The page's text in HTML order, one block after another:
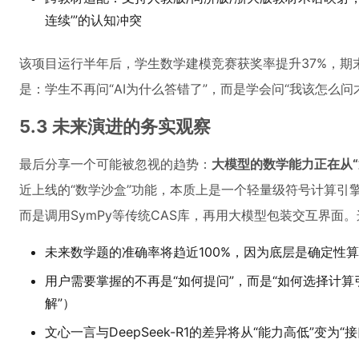
连续’”的认知冲突
该项目运行半年后，学生数学建模竞赛获奖率提升37%，期
是：学生不再问“AI为什么答错了”，而是学会问“我该怎么
5.3 未来演进的务实观察
最后分享一个可能被忽视的趋势： 大模型的数学能力正在从
近上线的“数学沙盒”功能，本质上是一个轻量级符号计算
而是调用SymPy等传统CAS库，再用大模型包装交互界面
未来数学题的准确率将趋近100%，因为底层是确定性
用户需要掌握的不再是“如何提问”，而是“如何选择计
解”）
文心一言与DeepSeek-R1的差异将从“能力高低”变为“